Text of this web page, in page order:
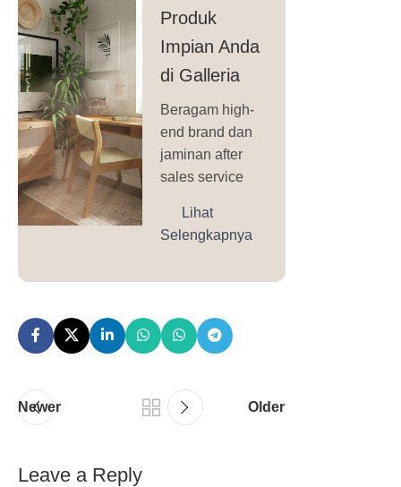
Produk
Impian Anda
di Galleria
Beragam high-
end brand dan
jaminan after
sales service
Lihat
Selengkapnya
Newer Older
Leave a Reply